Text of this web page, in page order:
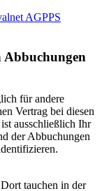
AGPPS
Abbuchungen
für andere
Vertrag bei diesen
ausschließlich Ihr
der Abbuchungen
tauchen in der